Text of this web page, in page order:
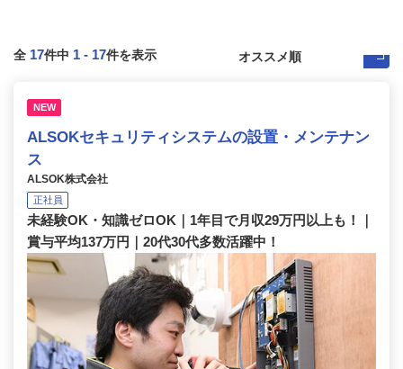
全 17件中 1 - 17件を表示
NEW
ALSOKセキュリティシステムの設置・メンテナン
ス
ALSOK株式会社
正社員
未経験OK・知識ゼロOK｜1年目で月収29万円以上も！｜
賞与平均137万円｜20代30代多数活躍中！